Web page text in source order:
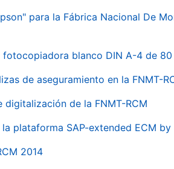
para la Fábrica Nacional De
blanco DIN A-4 de 80
de aseguramiento en la FNMT-
de la FNMT-RCM
plataforma SAP-extended ECM by
2014